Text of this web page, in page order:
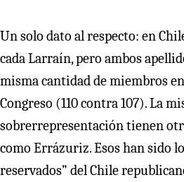
Un solo dato al respecto: en
cada Larraín, pero ambos
misma cantidad de miembros
Congreso (110 contra 107). La
sobrerrepresentación tienen
como Errázuriz. Esos han sido
reservados” del Chile